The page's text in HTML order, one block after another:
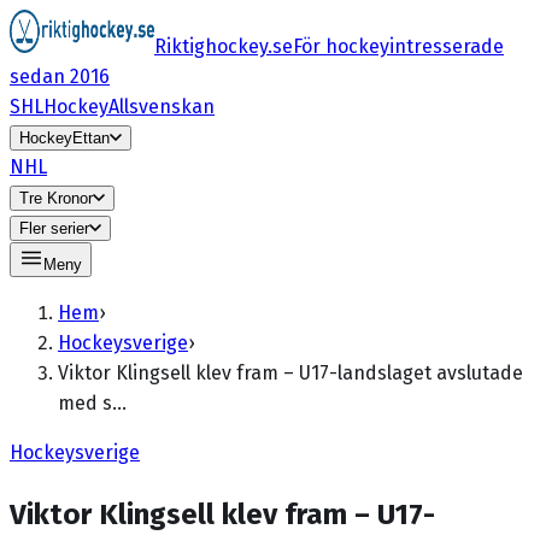
Riktighockey.seFör hockeyintresserade
sedan 2016
SHLHockeyAllsvenskan
HockeyEttan
NHL
Tre Kronor
Fler serier
Meny
Hem›
Hockeysverige›
Viktor Klingsell klev fram – U17-landslaget avslutade
med s…
Hockeysverige
Viktor Klingsell klev fram – U17-